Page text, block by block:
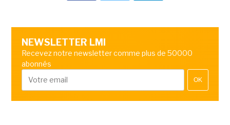
NEWSLETTER LMI
Recevez notre newsletter comme plus de 50000
abonnés
OK